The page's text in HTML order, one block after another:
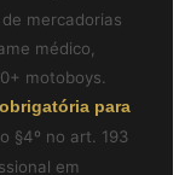
mercadorias
médico,
motoboys.
para
§4º no art. 193
em